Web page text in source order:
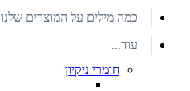
כמה מילים על המוצרים שלנו
עוד...
חומרי ניקיון